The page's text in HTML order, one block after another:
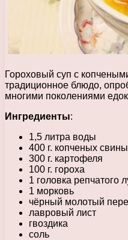
Гороховый суп с
традиционное блюдо,
многими поколениями
Ингредиенты:
1,5 литра воды
400 г. копченых
300 г. картофеля
100 г. гороха
1 головка репчатого
1 морковь
чёрный молотый
лавровый лист
гвоздика
соль